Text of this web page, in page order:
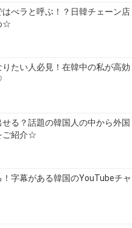
べラと呼ぶ！？日韓チェーン店
☆
たい人必見！在韓中の私が高効
る？話題の韓国人の中から外国
ご紹介☆
字幕がある韓国のYouTubeチャ